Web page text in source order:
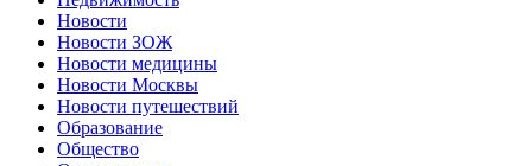
Новости
Новости ЗОЖ
Новости медицины
Новости Москвы
Новости путешествий
Образование
Общество